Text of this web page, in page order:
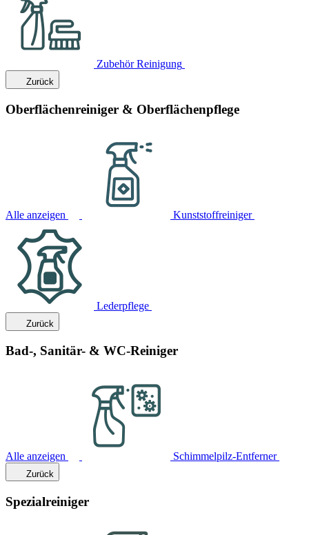
Zubehör Reinigung
Zurück
Oberflächenreiniger & Oberflächenpflege
Alle anzeigen Kunststoffreiniger
Lederpflege
Zurück
Bad-, Sanitär- & WC-Reiniger
Alle anzeigen Schimmelpilz-Entferner
Zurück
Spezialreiniger